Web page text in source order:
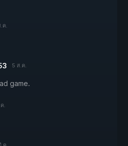
ค.
5 ส.ค.
game.
.